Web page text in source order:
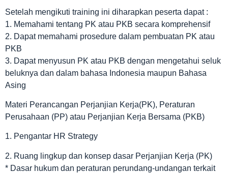
Setelah mengikuti training ini diharapkan peserta dapat :
1. Memahami tentang PK atau PKB secara komprehensif
2. Dapat memahami prosedure dalam pembuatan PK atau
PKB
3. Dapat menyusun PK atau PKB dengan mengetahui seluk
beluknya dan dalam bahasa Indonesia maupun Bahasa
Asing
Materi Perancangan Perjanjian Kerja(PK), Peraturan
Perusahaan (PP) atau Perjanjian Kerja Bersama (PKB)
1. Pengantar HR Strategy
2. Ruang lingkup dan konsep dasar Perjanjian Kerja (PK)
* Dasar hukum dan peraturan perundang-undangan terkait